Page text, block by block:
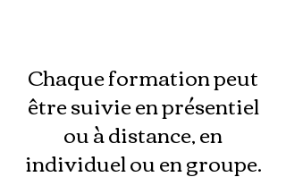
Chaque formation peut
être suivie en présentiel
ou à distance, en
individuel ou en groupe.